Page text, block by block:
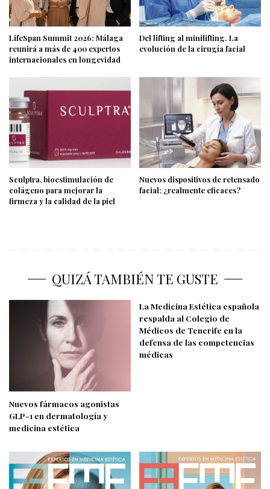
LifeSpan Summit 2026: Málaga
reunirá a más de 400 expertos
internacionales en longevidad
Del lifting al minilifting. La
evolución de la cirugía facial
Sculptra, bioestimulación de
colágeno para mejorar la
firmeza y la calidad de la piel
Nuevos dispositivos de retensado
facial: ¿realmente eficaces?
QUIZÁ TAMBIÉN TE GUSTE
Nuevos fármacos agonistas
GLP-1 en dermatología y
medicina estética
La Medicina Estética española
respalda al Colegio de
Médicos de Tenerife en la
defensa de las competencias
médicas